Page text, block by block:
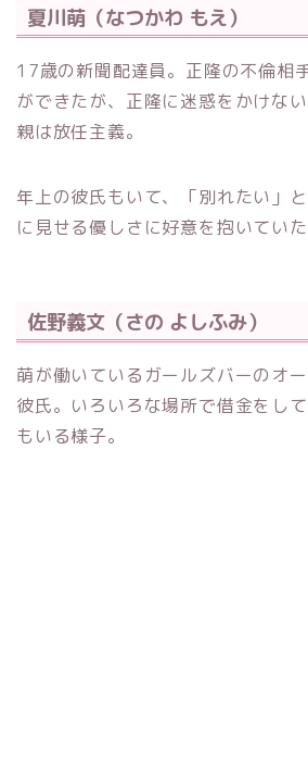
夏川萌（なつかわ もえ）
17歳の新聞配達員。正隆の不倫相
ができたが、正隆に迷惑をかけない
親は放任主義。
年上の彼氏もいて、「別れたい」
に見せる優しさに好意を抱いていた
佐野義文（さの よしふみ）
萌が働いているガールズバーのオ
彼氏。いろいろな場所で借金をし
もいる様子。